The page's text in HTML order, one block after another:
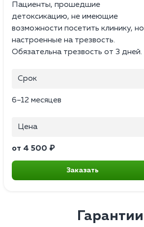
Пациенты, прошедшие
детоксикацию, не имеющие
возможности посетить клинику, но
настроенные на трезвость.
Обязательна трезвость от 3 дней.
Срок
6–12 месяцев
Цена
от 4 500 ₽
Заказать
Гарантии